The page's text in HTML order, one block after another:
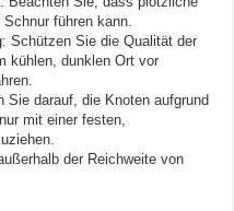
führen kann.
Schützen Sie die Qualität der
kühlen, dunklen Ort vor
Sie darauf, die Knoten aufgrund
mit einer festen,
der Reichweite von